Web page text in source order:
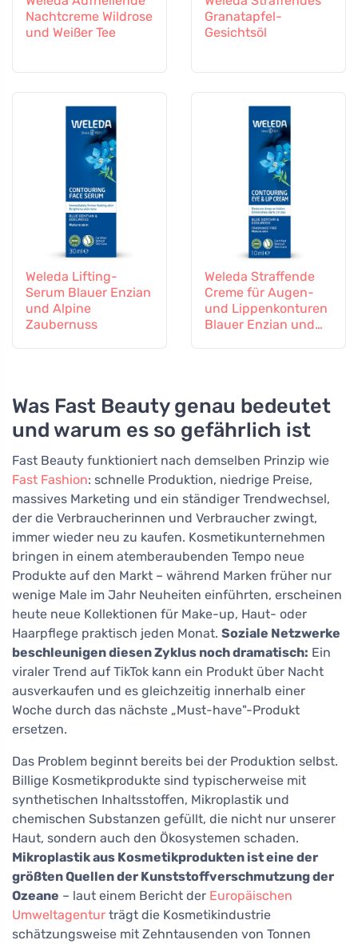
Nachtcreme Wildrose
und Weißer Tee
Granatapfel-
Gesichtsöl
Weleda Lifting-
Serum Blauer Enzian
und Alpine
Zaubernuss
Weleda Straffende
Creme für Augen-
und Lippenkonturen
Blauer Enzian und
Was Fast Beauty genau bedeutet
und warum es so gefährlich ist
Fast Beauty funktioniert nach demselben Prinzip wie
Fast Fashion: schnelle Produktion, niedrige Preise,
massives Marketing und ein ständiger Trendwechsel,
der die Verbraucherinnen und Verbraucher zwingt,
immer wieder neu zu kaufen. Kosmetikunternehmen
bringen in einem atemberaubenden Tempo neue
Produkte auf den Markt – während Marken früher nur
wenige Male im Jahr Neuheiten einführten, erscheinen
heute neue Kollektionen für Make-up, Haut- oder
Haarpflege praktisch jeden Monat. Soziale Netzwerke
beschleunigen diesen Zyklus noch dramatisch: Ein
viraler Trend auf TikTok kann ein Produkt über Nacht
ausverkaufen und es gleichzeitig innerhalb einer
Woche durch das nächste „Must-have"-Produkt
ersetzen.
Das Problem beginnt bereits bei der Produktion selbst.
Billige Kosmetikprodukte sind typischerweise mit
synthetischen Inhaltsstoffen, Mikroplastik und
chemischen Substanzen gefüllt, die nicht nur unserer
Haut, sondern auch den Ökosystemen schaden.
Mikroplastik aus Kosmetikprodukten ist eine der
größten Quellen der Kunststoffverschmutzung der
Ozeane – laut einem Bericht der Europäischen
Umweltagentur trägt die Kosmetikindustrie
schätzungsweise mit Zehntausenden von Tonnen